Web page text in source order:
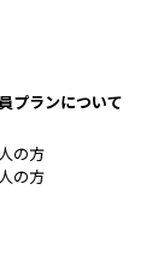
プランについて
の方
の方